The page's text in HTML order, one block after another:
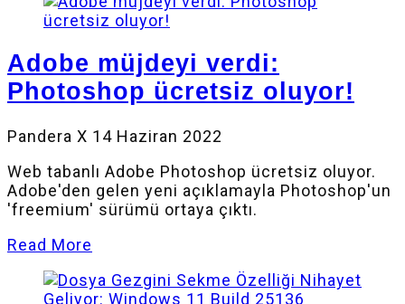
Adobe müjdeyi verdi:
Photoshop ücretsiz oluyor!
Pandera X 14 Haziran 2022
Web tabanlı Adobe Photoshop ücretsiz oluyor.
Adobe'den gelen yeni açıklamayla Photoshop'un
'freemium' sürümü ortaya çıktı.
Read More